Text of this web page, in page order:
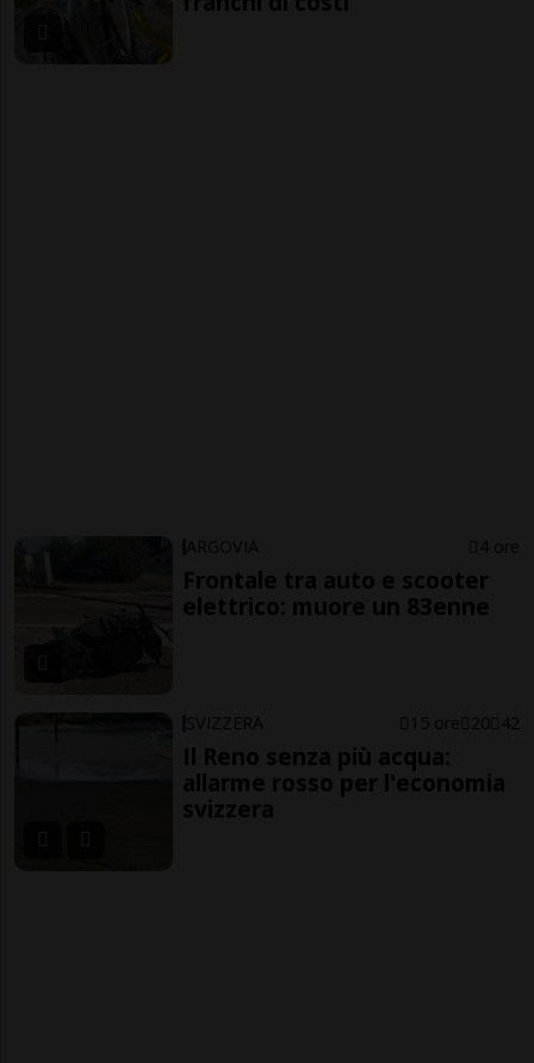
ARGOVIA 4 ore
Frontale tra auto e scooter
elettrico: muore un 83enne
SVIZZERA 15 ore 20 42
Il Reno senza più acqua:
allarme rosso per l'economia
svizzera